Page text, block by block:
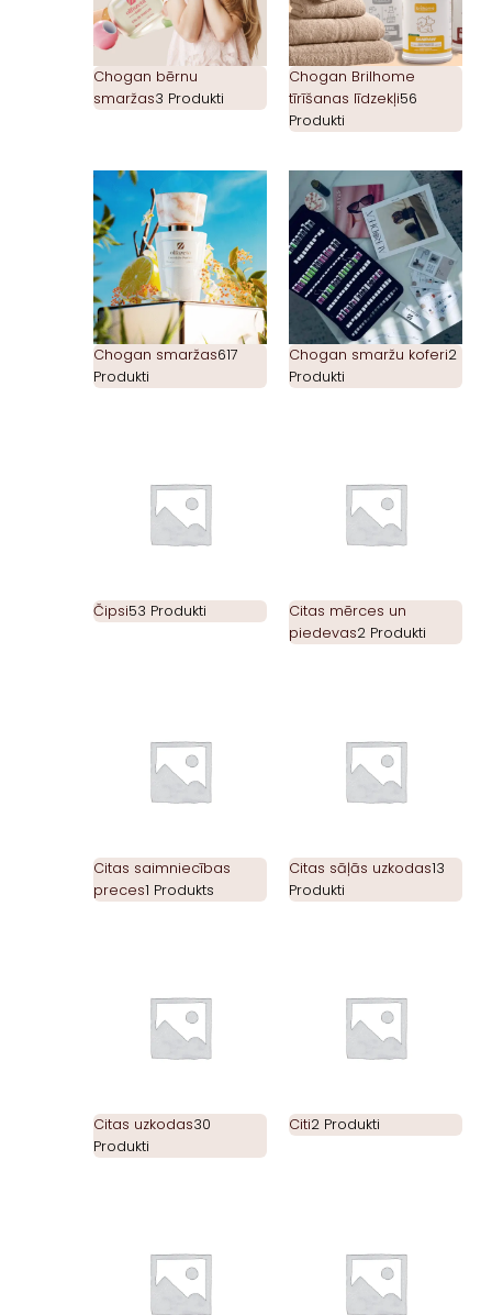
Chogan bērnu
smaržas3 Produkti
Chogan Brilhome
tīrīšanas līdzekļi56
Produkti
Chogan smaržas617
Produkti
Chogan smaržu koferi2
Produkti
Čipsi53 Produkti
Citas mērces un
piedevas2 Produkti
Citas saimniecības
preces1 Produkts
Citas sāļās uzkodas13
Produkti
Citas uzkodas30
Produkti
Citi2 Produkti